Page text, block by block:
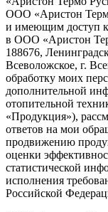
ООО «Аристон
и имеющим доступ
в ООО «Аристон
188676,
Всеволожское, г.
обработку моих
дополнительной
отопительной
«Продукция»),
ответов на мои
продвижению
оценки
статистической
исполнения
Российской